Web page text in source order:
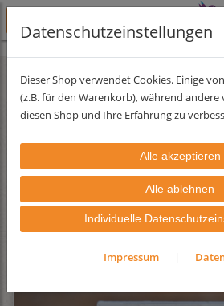
Lehmfarben Lehmfarbserie Rocher
9 Produkte je Seite
Datenschutzeinstellungen
Dieser Shop verwendet Cookies. Einige
(z.B. für den Warenkorb), während
diesen Shop und Ihre Erfahrung zu
Individuelle
Impressum |